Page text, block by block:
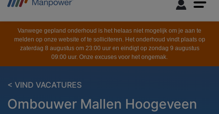
Vanwege gepland onderhoud is het helaas niet mogelijk om je aan te
melden op onze website of te solliciteren. Het onderhoud vindt plaats op
zaterdag 8 augustus om 23:00 uur en eindigt op zondag 9 augustus
09:00 uur. Onze excuses voor het ongemak.
< VIND VACATURES
Ombouwer Mallen Hoogeveen